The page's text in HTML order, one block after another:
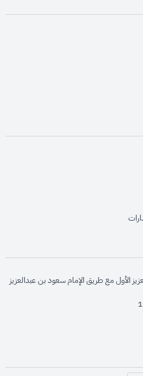
opens
opens
opens in new window
الأول مع طريق الإمام سعود بن عبدالعزيز